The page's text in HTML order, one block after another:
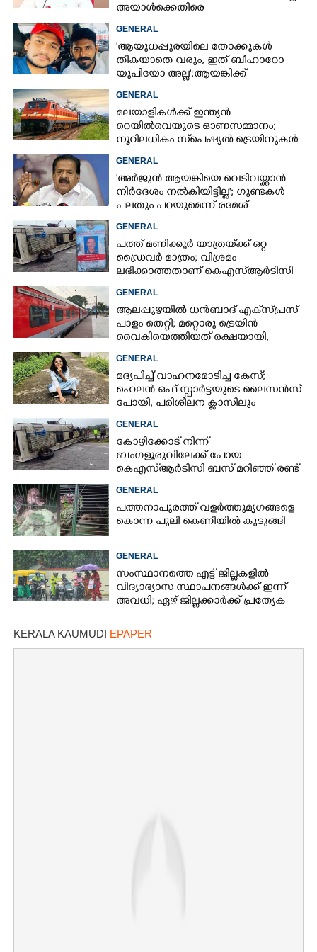
അയാൾക്കെതിരെ
നടപടിയെടുത്തോട്ടെ'
GENERAL
'ആയുധപ്പുരയിലെ തോക്കുകൾ
തികയാതെ വരും, ഇത് ബീഹാറോ
യുപിയോ അല്ല';ആയങ്കിക്ക്
പിന്തുണയുമായി ആകാശ് തില്ലങ്കേരി
GENERAL
മലയാളികൾക്ക് ഇന്ത്യൻ
റെയിൽവെയുടെ ഓണസമ്മാനം;
നൂറിലധികം സ്‌പെഷ്യൽ ട്രെയിനുകൾ
കേരളത്തിലേക്ക്
GENERAL
'അർജുൻ ആയങ്കിയെ വെടിവയ്ക്കാൻ
നിർദേശം നൽകിയിട്ടില്ല'; ഗുണ്ടകൾ
പലതും പറയുമെന്ന് രമേശ്
ചെന്നിത്തല
GENERAL
പത്ത് മണിക്കൂർ യാത്രയ്‌ക്ക് ഒറ്റ
ഡ്രൈവർ മാത്രം; വിശ്രമം
ലഭിക്കാത്തതാണ് കെഎസ്‌ആർടിസി
അപകടത്തിന് കാരണമെന്ന്
വിമർശനം
GENERAL
ആലപ്പുഴയിൽ ധൻബാദ് എക്‌സ്പ്രസ്
പാളം തെറ്റി; മറ്റൊരു ട്രെയിൻ
വൈകിയെത്തിയത് രക്ഷയായി,
ഒഴിവായത് വൻ ദുരന്തം
GENERAL
മദ്യപിച്ച് വാഹനമോടിച്ച കേസ്;
ഹെലൻ ഒഫ് സ്പാർട്ടയുടെ ലൈസൻസ്
പോയി, പരിശീലന ക്ലാസിലും
പങ്കെടുക്കണം
GENERAL
കോഴിക്കോട് നിന്ന്
ബംഗളൂരുവിലേക്ക് പോയ
കെഎസ്‌ആർടിസി ബസ് മറിഞ്ഞ് രണ്ട്
മരണം; നിരവധിപേർ
ഗുരുതരാവസ്ഥയിൽ
GENERAL
പത്തനാപുരത്ത് വളർത്തുമൃഗങ്ങളെ
കൊന്ന പുലി കെണിയിൽ കുടുങ്ങി
GENERAL
സംസ്ഥാനത്തെ എട്ട് ജില്ലകളിൽ
വിദ്യാഭ്യാസ സ്ഥാപനങ്ങൾക്ക് ഇന്ന്
അവധി; ഏഴ് ജില്ലക്കാർക്ക് പ്രത്യേക
KERALA KAUMUDI EPAPER